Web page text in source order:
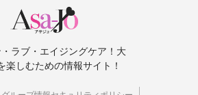
ラブ・エイジングケア！大
楽しむための情報サイト！